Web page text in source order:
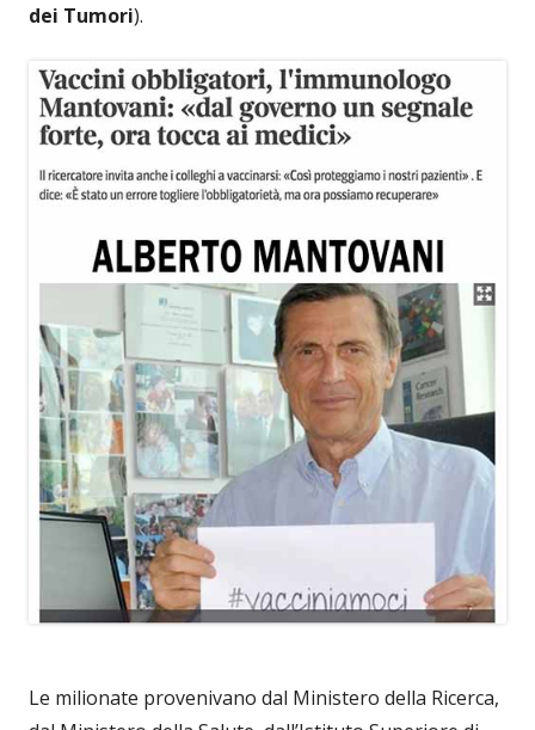
dei Tumori).
Le milionate provenivano dal Ministero della Ricerca,